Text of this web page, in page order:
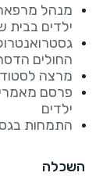
מנהל
ילדים בבית
החולים
מרצה
פרסם
ילדים
התמחות
השכלה